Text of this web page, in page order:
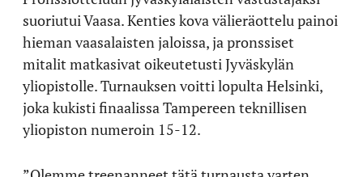
suoriutui Vaasa. Kenties kova välieräottelu painoi
hieman vaasalaisten jaloissa, ja pronssiset
mitalit matkasivat oikeutetusti Jyväskylän
yliopistolle. Turnauksen voitti lopulta Helsinki,
joka kukisti finaalissa Tampereen teknillisen
yliopiston numeroin 15-12.